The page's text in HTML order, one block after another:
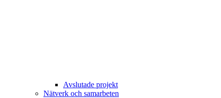
Avslutade projekt
Nätverk och samarbeten